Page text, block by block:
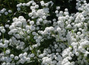
NYHETER
ARTIKLER